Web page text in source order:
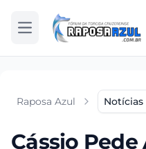
Abrir menu
Raposa Azul
Cássio